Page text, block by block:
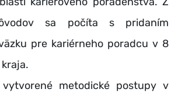
sa počíta s pridaním
pre kariérneho poradcu v 8
kraja.
metodické postupy v